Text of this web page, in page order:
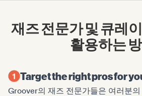
재즈 전문가 및 큐레
활용하는
Target the right pros for
Groover의 재즈 전문가들은 여러분